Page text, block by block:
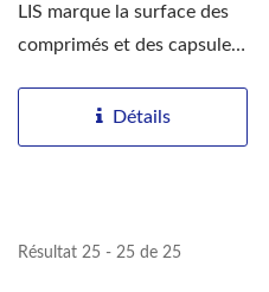
LIS marque la surface des
comprimés et des capsules
Détails
Résultat 25 - 25 de 25